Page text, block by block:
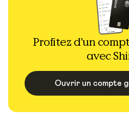
Profitez d'un
avec
Ouvrir un compte